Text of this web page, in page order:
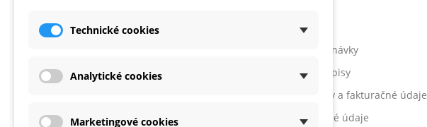
O MONTANA.SK ÚČET
Objednávky
Dobropisy
Adresy a fakturačné údaje
Osobné údaje
Technické cookies
Analytické cookies
Marketingové cookies